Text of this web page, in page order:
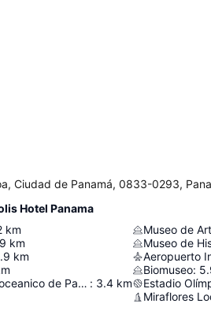
Ciudad de Panamá, 0833-0293,
Hotel Panama
km
km
km
Museo del Canal Interoceanico de Panama : 3.4 km
Museo de
Museo de
Biomuseo:
Miraflores